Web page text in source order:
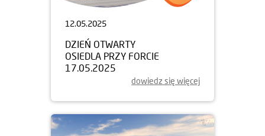
12.05.2025
DZIEŃ OTWARTY
OSIEDLA PRZY FORCIE
17.05.2025
dowiedz się więcej